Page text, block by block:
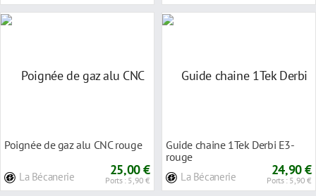
Poignée de gaz alu CNC rouge
La Bécanerie 25,00 €
Ports : 5,90 €
Guide chaine 1Tek Derbi E3-
rouge
La Bécanerie 24,90 €
Ports : 5,90 €